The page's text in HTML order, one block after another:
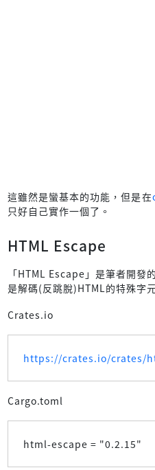
這雖然是蠻基本的功能，但是在
只好自己實作一個了。
HTML Escape
「HTML Escape」是筆者開
是解碼(反跳脫)HTML的特殊字
Crates.io
https://crates.io/crates/
Cargo.toml
html-escape = "0.2.15"